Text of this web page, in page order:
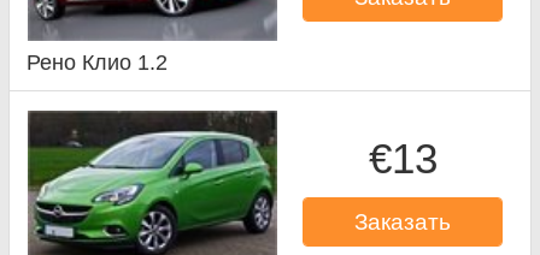
Рено Клио 1.2
€13
Заказать